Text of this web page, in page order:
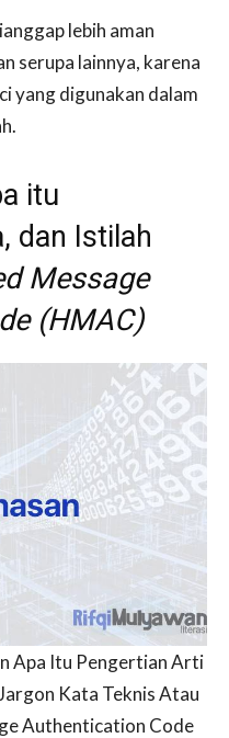
lebih aman
serupa lainnya, karena
yang digunakan dalam
itu
dan Istilah
Message
(HMAC)
Apa Itu Pengertian Arti
Kata Teknis Atau
Authentication Code